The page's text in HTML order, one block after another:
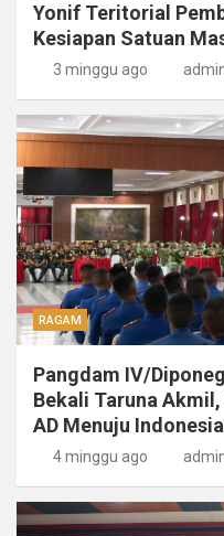
Yonif Teritorial
Kesiapan Satuan
3 minggu ago
RAGAM
Pangdam IV/
Bekali Taruna
AD Menuju
4 minggu ago